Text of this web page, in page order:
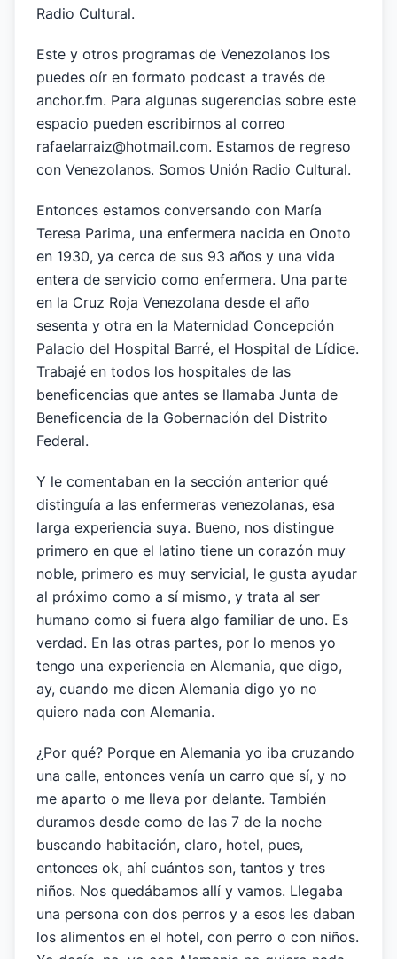
Radio Cultural.
Este y otros programas de Venezolanos los
puedes oír en formato podcast a través de
anchor.fm. Para algunas sugerencias sobre este
espacio pueden escribirnos al correo
rafaelarraiz@hotmail.com. Estamos de regreso
con Venezolanos. Somos Unión Radio Cultural.
Entonces estamos conversando con María
Teresa Parima, una enfermera nacida en Onoto
en 1930, ya cerca de sus 93 años y una vida
entera de servicio como enfermera. Una parte
en la Cruz Roja Venezolana desde el año
sesenta y otra en la Maternidad Concepción
Palacio del Hospital Barré, el Hospital de Lídice.
Trabajé en todos los hospitales de las
beneficencias que antes se llamaba Junta de
Beneficencia de la Gobernación del Distrito
Federal.
Y le comentaban en la sección anterior qué
distinguía a las enfermeras venezolanas, esa
larga experiencia suya. Bueno, nos distingue
primero en que el latino tiene un corazón muy
noble, primero es muy servicial, le gusta ayudar
al próximo como a sí mismo, y trata al ser
humano como si fuera algo familiar de uno. Es
verdad. En las otras partes, por lo menos yo
tengo una experiencia en Alemania, que digo,
ay, cuando me dicen Alemania digo yo no
quiero nada con Alemania.
¿Por qué? Porque en Alemania yo iba cruzando
una calle, entonces venía un carro que sí, y no
me aparto o me lleva por delante. También
duramos desde como de las 7 de la noche
buscando habitación, claro, hotel, pues,
entonces ok, ahí cuántos son, tantos y tres
niños. Nos quedábamos allí y vamos. Llegaba
una persona con dos perros y a esos les daban
los alimentos en el hotel, con perro o con niños.